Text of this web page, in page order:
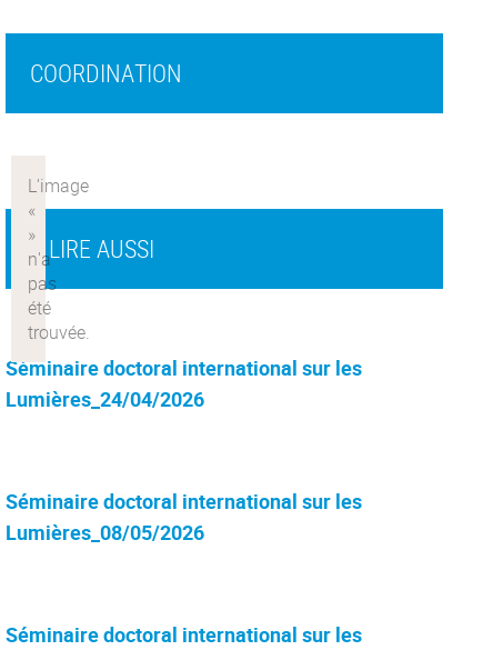
À LIRE AUSSI
Séminaire doctoral international sur les
Lumières_24/04/2026
Séminaire doctoral international sur les
Lumières_08/05/2026
Séminaire doctoral international sur les
COORDINATION